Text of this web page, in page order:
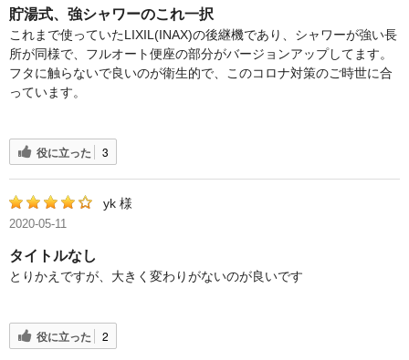
貯湯式、強シャワーのこれ一択
これまで使っていたLIXIL(INAX)の後継機であり、シャワーが強い長
所が同様で、フルオート便座の部分がバージョンアップしてます。
フタに触らないで良いのが衛生的で、このコロナ対策のご時世に合
っています。
役に立った 3
yk 様
2020-05-11
タイトルなし
とりかえですが、大きく変わりがないのが良いです
役に立った 2